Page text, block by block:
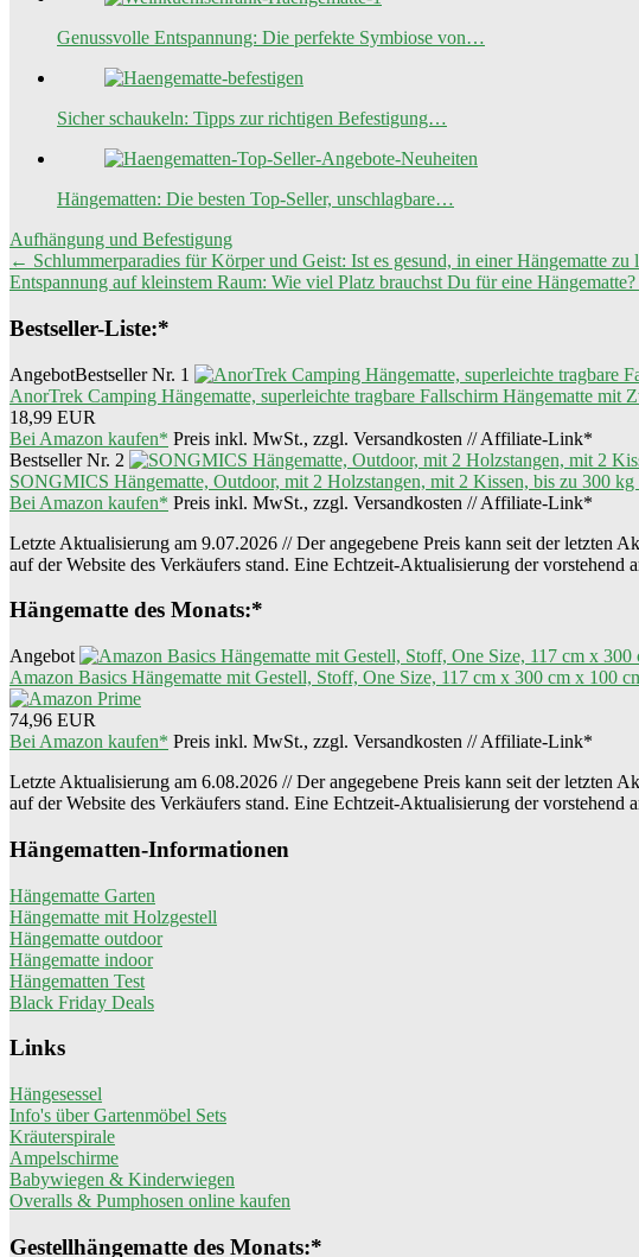
Genussvolle Entspannung: Die perfekte Symbiose von…
Sicher schaukeln: Tipps zur richtigen Befestigung…
Hängematten: Die besten Top-Seller, unschlagbare…
Aufhängung und Befestigung
Beitragsnavigation
← Schlummerparadies für Körper und Geist: Ist es gesund, in einer Hängematte zu
Entspannung auf kleinstem Raum: Wie viel Platz brauchst Du für eine Hängematte?
Bestseller-Liste:*
AngebotBestseller Nr. 1
AnorTrek Camping Hängematte, superleichte tragbare Fallschirm Hängematte mit
18,99 EUR
Bei Amazon kaufen* Preis inkl. MwSt., zzgl. Versandkosten // Affiliate-Link*
Bestseller Nr. 2
SONGMICS Hängematte, Outdoor, mit 2 Holzstangen, mit 2 Kissen, bis zu 300 kg
Bei Amazon kaufen* Preis inkl. MwSt., zzgl. Versandkosten // Affiliate-Link*
Letzte Aktualisierung am 9.07.2026 // Der angegebene Preis kann seit der letzten
auf der Website des Verkäufers stand. Eine Echtzeit-Aktualisierung der
Hängematte des Monats:*
Angebot
Amazon Basics Hängematte mit Gestell, Stoff, One Size, 117 cm x 300 cm x 100
74,96 EUR
Bei Amazon kaufen* Preis inkl. MwSt., zzgl. Versandkosten // Affiliate-Link*
Letzte Aktualisierung am 6.08.2026 // Der angegebene Preis kann seit der letzten
auf der Website des Verkäufers stand. Eine Echtzeit-Aktualisierung der
Hängematten-Informationen
Hängematte Garten
Hängematte mit Holzgestell
Hängematte outdoor
Hängematte indoor
Hängematten Test
Black Friday Deals
Links
Hängesessel
Info's über Gartenmöbel Sets
Kräuterspirale
Ampelschirme
Babywiegen & Kinderwiegen
Overalls & Pumphosen online kaufen
Gestellhängematte des Monats:*